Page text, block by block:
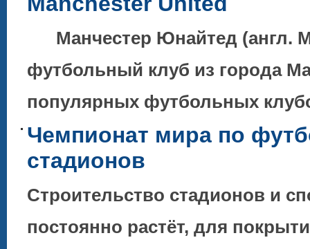
Манчестер Юнайтед (англ.
футбольный клуб из города
популярных футбольных
Чемпионат мира по
стадионов
Строительство стадионов и
постоянно растёт, для